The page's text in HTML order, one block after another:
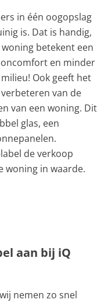
in één oogopslag
is. Dat is handig,
betekent een
en minder
Ook geeft het
van de
van een woning. Dit
glas, een
de verkoop
woning in waarde.
aan bij iQ
nemen zo snel